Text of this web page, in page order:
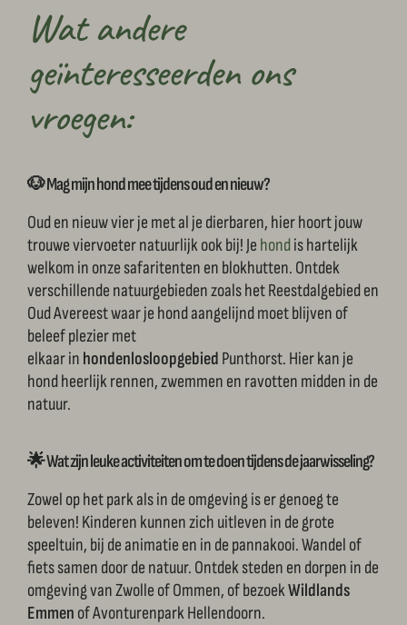
Wat andere
geïnteresseerden ons
vroegen:
🐶 Mag mijn hond mee tijdens oud en nieuw?
Oud en nieuw vier je met al je dierbaren, hier hoort jouw
trouwe viervoeter natuurlijk ook bij! Je hondis hartelijk
welkom in onze safaritenten en blokhutten. Ontdek
verschillende natuurgebieden zoals het Reestdalgebied en
Oud Avereest waar je hond aangelijnd moet blijven of
beleef plezier met
elkaar in hondenlosloopgebied Punthorst. Hier kan je
hond heerlijk rennen, zwemmen en ravotten midden in de
natuur.
🌟 Wat zijn leuke activiteiten om te doen tijdens de jaarwisseling?
Zowel op het park als in de omgeving is er genoeg te
beleven! Kinderen kunnen zich uitleven in de grote
speeltuin, bij de animatie en in de pannakooi. Wandel of
fiets samen door de natuur. Ontdek steden en dorpen in de
omgeving van Zwolle of Ommen, of bezoekWildlands
Emmen of Avonturenpark Hellendoorn.